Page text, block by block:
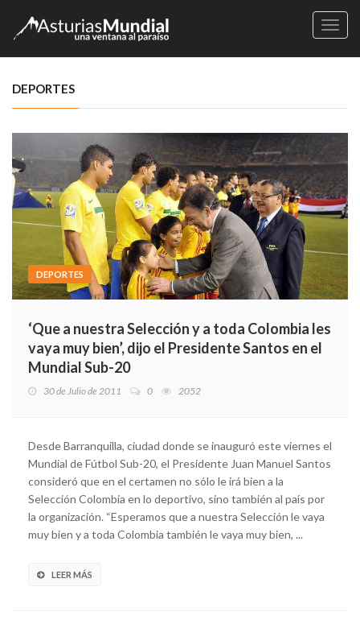
DEPORTES
DEPORTES
‘Que a nuestra Selección y a toda Colombia les
vaya muy bien’, dijo el Presidente Santos en el
Mundial Sub-20
30 de Julio de 2011 0 2052
Desde Barranquilla, ciudad donde se inauguró este viernes el
Mundial de Fútbol Sub-20, el Presidente Juan Manuel Santos
consideró que en el certamen no sólo le irá bien a la
Selección Colombia en lo deportivo, sino también al país por
la organización. “Esperamos que a nuestra Selección le vaya
muy bien y a toda Colombia también le vaya muy bien, ...
LEER MÁS